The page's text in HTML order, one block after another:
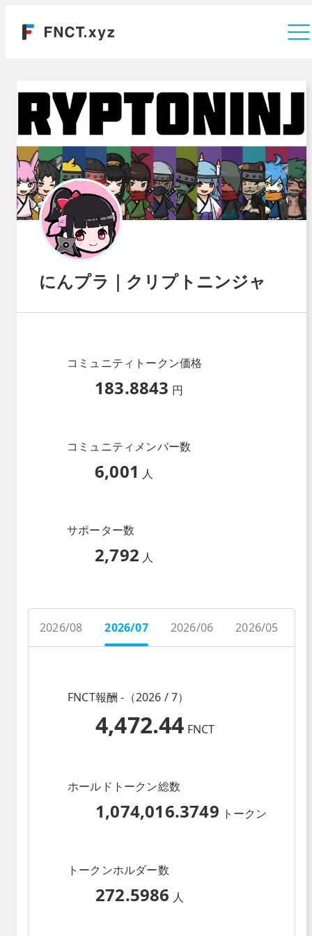
にんプラ｜クリプトニンジャ
コミュニティトークン価格
183.8843 円
コミュニティメンバー数
6,001 人
サポーター数
2,792 人
2026/08 2026/07 2026/06 2026/05
FNCT報酬 -（2026 / 7）
4,472.44 FNCT
ホールドトークン総数
1,074,016.3749 トークン
トークンホルダー数
272.5986 人